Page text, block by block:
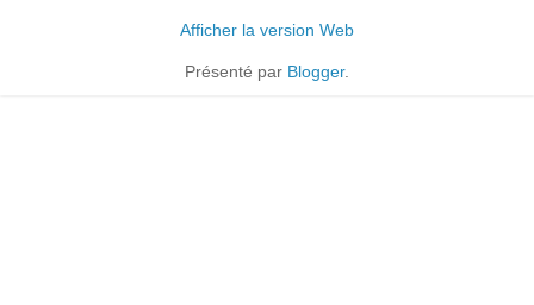
Afficher la version Web
Présenté par Blogger.